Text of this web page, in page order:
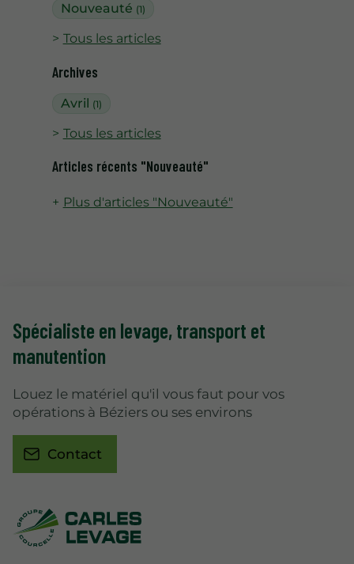
Nouveauté (1)
Tous les articles
Archives
Avril (1)
Tous les articles
Articles récents "Nouveauté"
Plus d'articles "Nouveauté"
Spécialiste en levage, transport et
manutention
Louez le matériel qu'il vous faut pour vos
opérations à Béziers ou ses environs
Contact